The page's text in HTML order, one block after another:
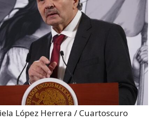
López Herrera / Cuartoscuro